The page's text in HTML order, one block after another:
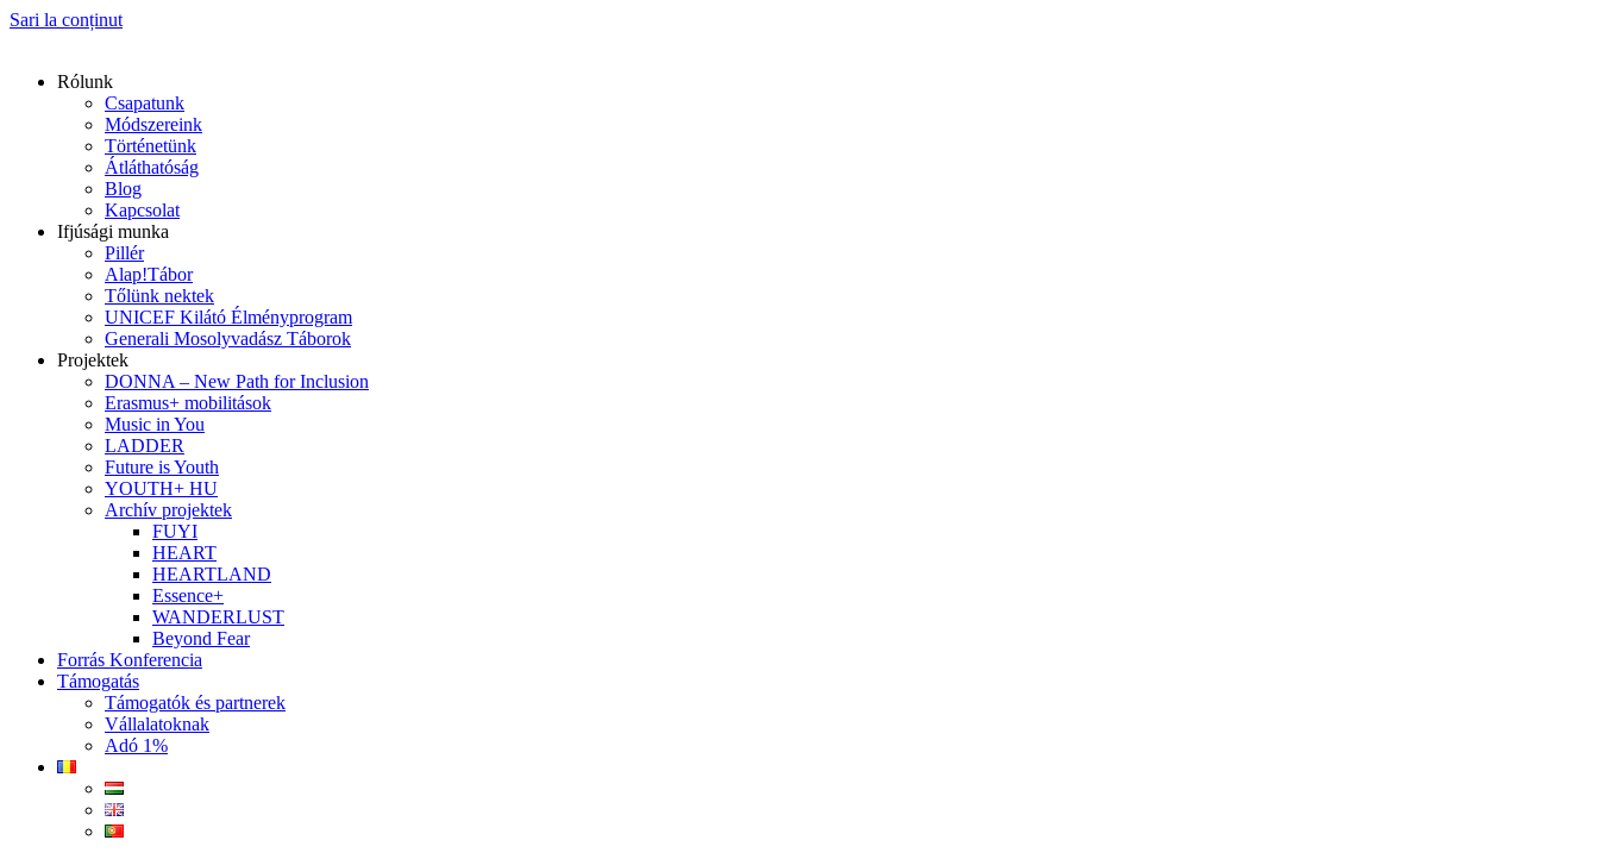
Sari la conținut
Rólunk
Csapatunk
Módszereink
Történetünk
Átláthatóság
Blog
Kapcsolat
Ifjúsági munka
Pillér
Alap!Tábor
Tőlünk nektek
UNICEF Kilátó Élményprogram
Generali Mosolyvadász Táborok
Projektek
DONNA – New Path for Inclusion
Erasmus+ mobilitások
Music in You
LADDER
Future is Youth
YOUTH+ HU
Archív projektek
FUYI
HEART
HEARTLAND
Essence+
WANDERLUST
Beyond Fear
Forrás Konferencia
Támogatás
Támogatók és partnerek
Vállalatoknak
Adó 1%